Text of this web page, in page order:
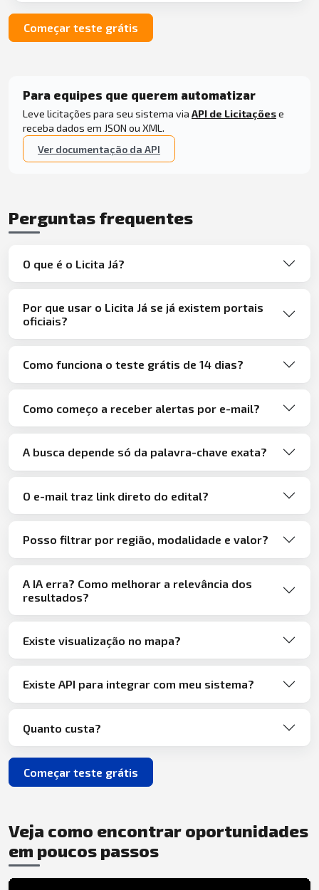
Começar teste grátis
Para equipes que querem automatizar
Leve licitações para seu sistema via API de Licitaçõese
receba dados em JSON ou XML.
Ver documentação da API
Perguntas frequentes
O que é o Licita Já?
Por que usar o Licita Já se já existem portais
oficiais?
Como funciona o teste grátis de 14 dias?
Como começo a receber alertas por e-mail?
A busca depende só da palavra-chave exata?
O e-mail traz link direto do edital?
Posso filtrar por região, modalidade e valor?
A IA erra? Como melhorar a relevância dos
resultados?
Existe visualização no mapa?
Existe API para integrar com meu sistema?
Quanto custa?
Começar teste grátis
Veja como encontrar oportunidades
em poucos passos